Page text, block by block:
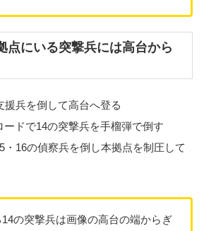
点にいる突撃兵には高台から
援兵を倒して高台へ登る
ードで14の突撃兵を手榴弾で倒す
・16の偵察兵を倒し本拠点を制圧して
の突撃兵は画像の高台の端からぎ